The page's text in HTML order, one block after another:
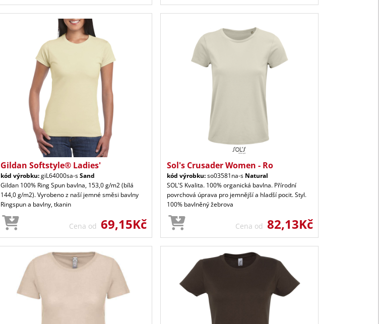
Gildan Softstyle® Ladies'
kód výrobku:giL64000sa-sSand
Gildan 100% Ring Spun bavlna, 153,0 g/m2 (bílá
144,0 g/m2). Vyrobeno z naší jemné směsi bavlny
Ringspun a bavlny, tkanin
Cena od 69,15Kč
Sol's Crusader Women - Ro
kód výrobku:so03581na-s Natural
SOL'S Kvalita. 100% organická bavlna. Přírodní
povrchová úprava pro jemnější a hladší pocit. Styl.
100% bavlněný žebrova
Cena od 82,13Kč